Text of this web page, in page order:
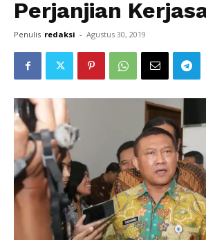
Perjanjian
Penulis redaksi - Agustus 30, 2019